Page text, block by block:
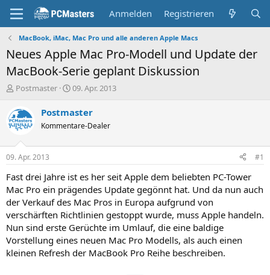
Anmelden Registrieren
MacBook, iMac, Mac Pro und alle anderen Apple Macs
Neues Apple Mac Pro-Modell und Update der
MacBook-Serie geplant Diskussion
E
s
t
e
e
r
Postmaster
E
s
e
t
a
09. Apr. 2013
Postmaster
Kommentare-Dealer
09. Apr. 2013 #1
Fast drei Jahre ist es her seit Apple dem beliebten PC-Tower
Mac Pro ein prägendes Update gegönnt hat. Und da nun auch
der Verkauf des Mac Pros in Europa aufgrund von
verschärften Richtlinien gestoppt wurde, muss Apple handeln.
Nun sind erste Gerüchte im Umlauf, die eine baldige
Vorstellung eines neuen Mac Pro Modells, als auch einen
kleinen Refresh der MacBook Pro Reihe beschreiben.